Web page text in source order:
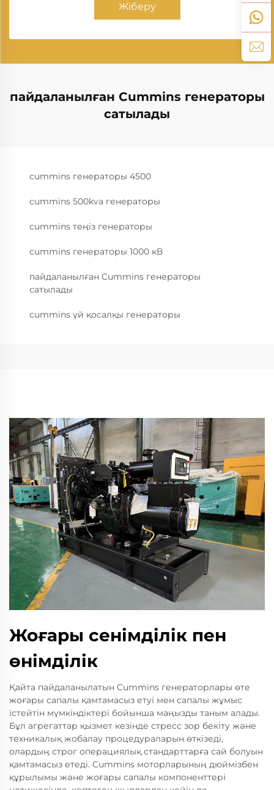
Жіберу
пайдаланылған Cummins генераторы
сатылады
cummins генераторы 4500
cummins 500kva генераторы
cummins теңіз генераторы
cummins генераторы 1000 кВ
пайдаланылған Cummins генераторы
сатылады
cummins үй қосалқы генераторы
Жоғары сенімділік пен
өнімділік
Қайта пайдаланылатын Cummins генераторлары өте
жоғары сапалы қамтамасыз етуі мен сапалы жұмыс
істейтін мүмкіндіктері бойынша маңызды таным алады.
Бұл агрегаттар қызмет кезінде стресс зор бекіту және
техникалық жобалау процедураларын өткізеді,
олардың строг операциялық стандарттарға сай болуын
қамтамасыз етеді. Cummins моторларының дюймізбен
құрылымы және жоғары сапалы компоненттері